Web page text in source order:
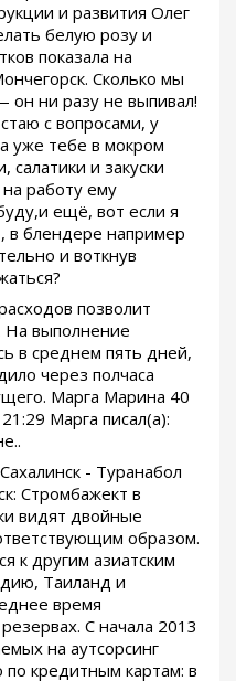
и развития Олег
белую розу и
показала на
Сколько мы
он ни разу не выпивал!
с вопросами, у
уже тебе в мокром
салатики и закуски
работу ему
ещё, вот если я
в блендере например
и воткнув
позволит
На выполнение
в среднем пять дней,
через полчаса
Марга Марина 40
Марга писал(а):
- Туранабол
Стромбажект в
видят двойные
образом.
к другим азиатским
Таиланд и
время
С начала 2013
на аутсорсинг
по кредитным картам: в